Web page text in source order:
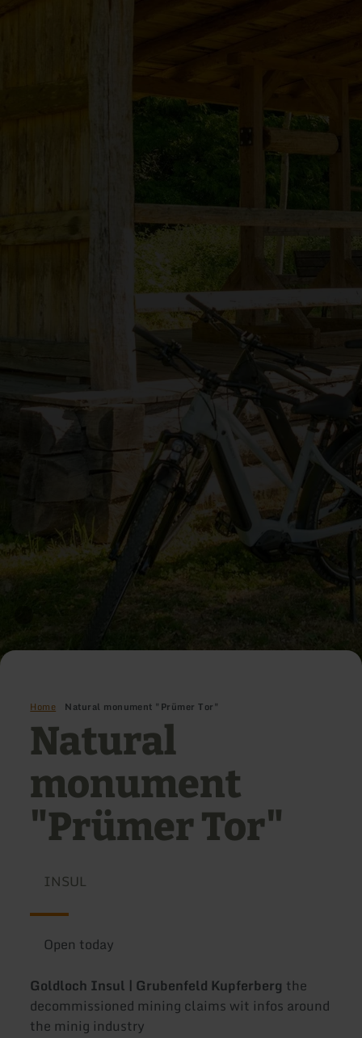
Home Natural monument "Prümer Tor"
Natural
monument
"Prümer Tor"
INSUL
Open today
Goldloch Insul | Grubenfeld Kupferberg the
decommissioned mining claims wit infos around
the minig industry